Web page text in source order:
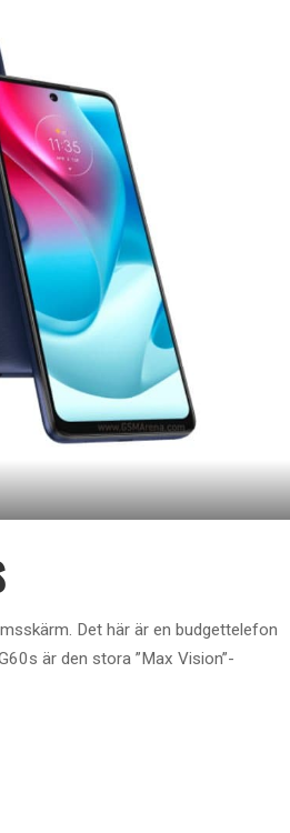
Det här är en budgettelefon
är den stora ”Max Vision”-